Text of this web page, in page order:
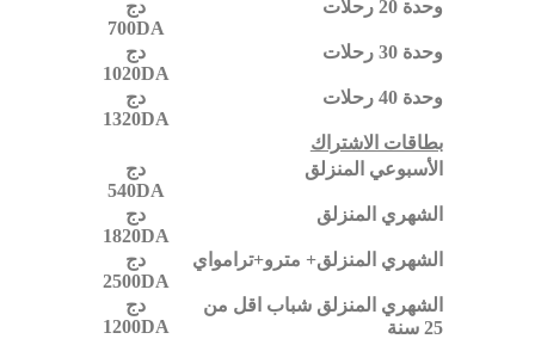
دج
700DA
وحدة 20 رحلات
دج
1020DA
وحدة 30 رحلات
دج
1320DA
وحدة 40 رحلات
بطاقات الاشتراك
دج
540DA
الأسبوعي المنزلق
دج
1820DA
الشهري المنزلق
دج
2500DA
الشهري المنزلق+ مترو+ترامواي
دج
1200DA
الشهري المنزلق شباب اقل من
25 سنة